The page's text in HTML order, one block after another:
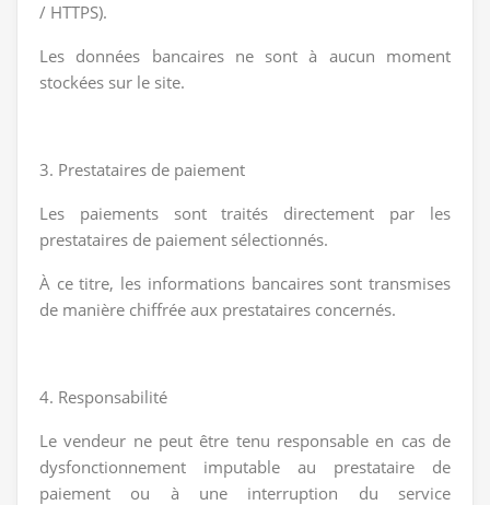
/ HTTPS).
Les données bancaires ne sont à aucun moment
stockées sur le site.
3. Prestataires de paiement
Les paiements sont traités directement par les
prestataires de paiement sélectionnés.
À ce titre, les informations bancaires sont transmises
de manière chiffrée aux prestataires concernés.
4. Responsabilité
Le vendeur ne peut être tenu responsable en cas de
dysfonctionnement imputable au prestataire de
paiement ou à une interruption du service